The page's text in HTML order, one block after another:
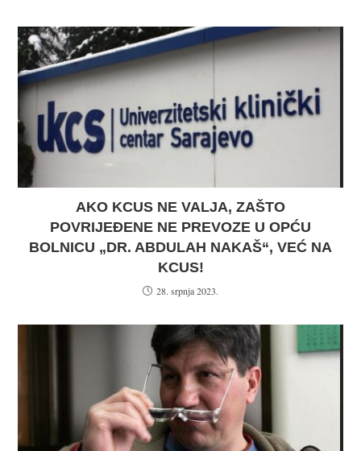
AKO KCUS NE VALJA, ZAŠTO
POVRIJEĐENE NE PREVOZE U OPĆU
BOLNICU „DR. ABDULAH NAKAŠ“, VEĆ NA
KCUS!
28. srpnja 2023.